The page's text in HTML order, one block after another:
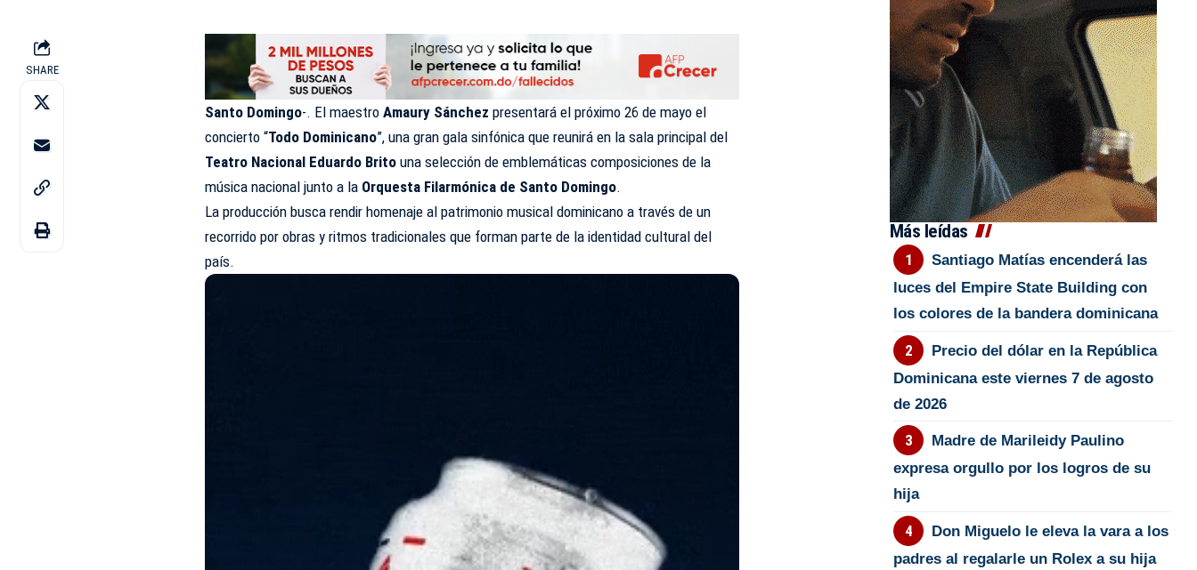
SHARE
Santo Domingo-. El maestroAmaury Sánchez presentará el próximo 26 de mayo el
concierto “Todo Dominicano”, una gran gala sinfónica que reunirá en la sala principal del
Teatro Nacional Eduardo Brito una selección de emblemáticas composiciones de la
música nacional junto a la Orquesta Filarmónica de Santo Domingo.
La producción busca rendir homenaje al patrimonio musical dominicano a través de un
recorrido por obras y ritmos tradicionales que forman parte de la identidad cultural del
país.
Más leídas
Santiago Matías encenderá las
luces del Empire State Building con
los colores de la bandera dominicana
Precio del dólar en la República
Dominicana este viernes 7 de agosto
de 2026
Madre de Marileidy Paulino
expresa orgullo por los logros de su
hija
Don Miguelo le eleva la vara a los
padres al regalarle un Rolex a su hija